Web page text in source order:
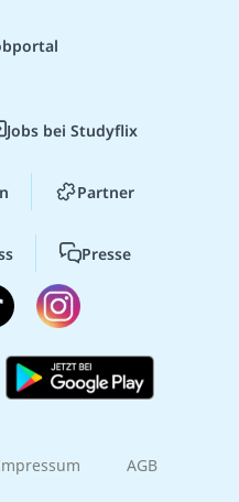
Jobs bei Studyflix
Partner
Presse
AGB